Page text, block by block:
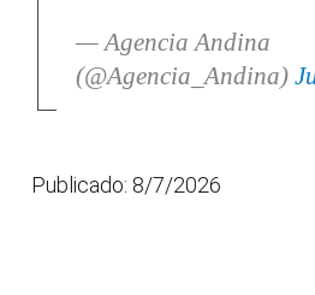
— Agencia Andina
(@Agencia_Andina)
Publicado: 8/7/2026